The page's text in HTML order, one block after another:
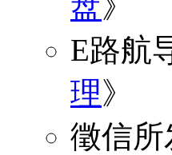
E路航
理》
徵信所